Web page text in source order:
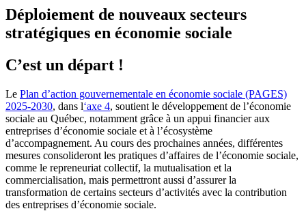
Déploiement de nouveaux secteurs
stratégiques en économie sociale
C’est un départ !
Le Plan d’action gouvernementale en économie sociale (PAGES)
2025-2030, dans l‘axe 4, soutient le développement de l’économie
sociale au Québec, notamment grâce à un appui financier aux
entreprises d’économie sociale et à l’écosystème
d’accompagnement. Au cours des prochaines années, différentes
mesures consolideront les pratiques d’affaires de l’économie sociale,
comme le repreneuriat collectif, la mutualisation et la
commercialisation, mais permettront aussi d’assurer la
transformation de certains secteurs d’activités avec la contribution
des entreprises d’économie sociale.